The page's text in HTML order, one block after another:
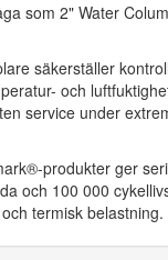
som 2" Water
säkerställer
och
service under
produkter ger
och 100 000
termisk belastning.